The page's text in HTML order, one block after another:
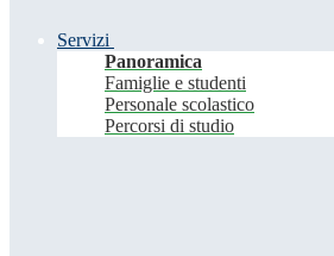
Servizi
Panoramica
Famiglie e studenti
Personale scolastico
Percorsi di studio